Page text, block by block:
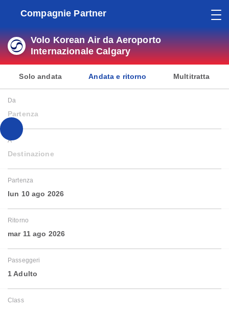
Compagnie Partner
Volo Korean Air da Aeroporto
Internazionale Calgary
Solo andata Andata e ritorno Multitratta
Da
Partenza
A
Destinazione
Partenza
lun 10 ago 2026
Ritorno
mar 11 ago 2026
Passeggeri
1 Adulto
Class